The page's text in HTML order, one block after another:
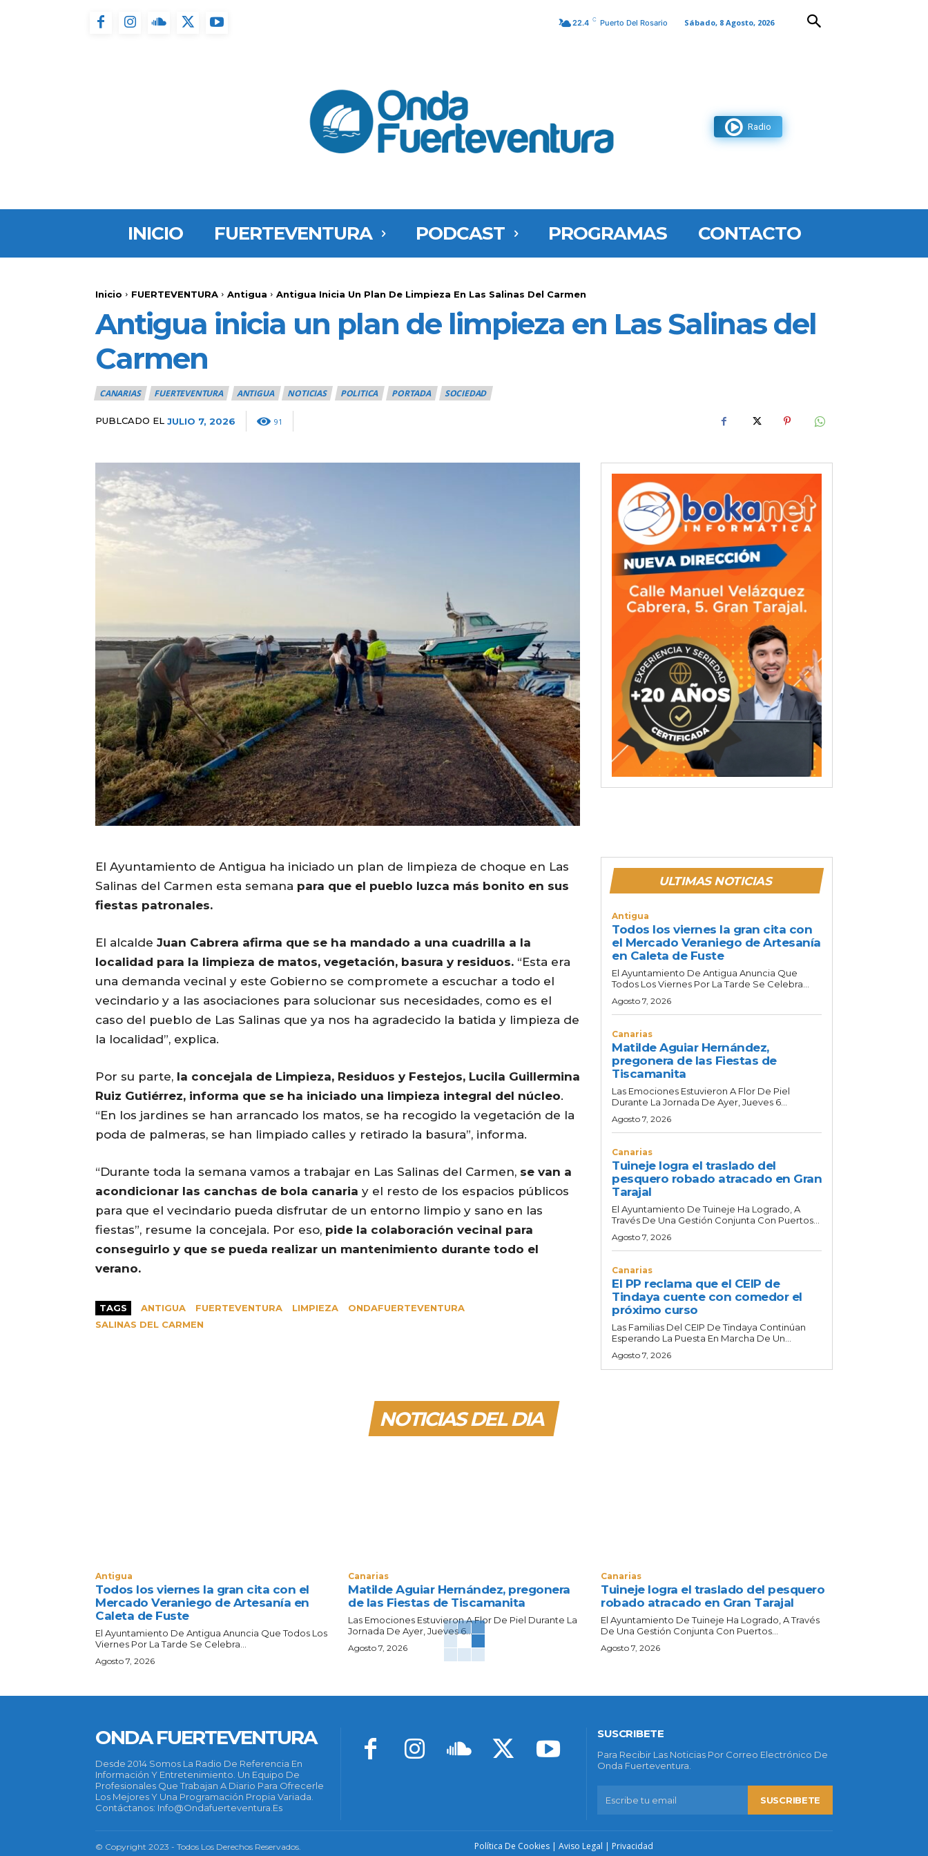
22.4 C Puerto Del Rosario Sábado, 8 Agosto, 2026
Radio
INICIO FUERTEVENTURA PODCAST PROGRAMAS CONTACTO
Inicio FUERTEVENTURA Antigua Antigua Inicia Un Plan De Limpieza En Las Salinas Del Carmen
Antigua inicia un plan de limpieza en Las Salinas del
Carmen
CANARIAS FUERTEVENTURA ANTIGUA NOTICIAS POLITICA PORTADA SOCIEDAD
PUBLCADO EL JULIO 7, 2026 91
El Ayuntamiento de Antigua ha iniciado un plan de limpieza de choque en Las
Salinas del Carmen esta semana para que el pueblo luzca más bonito en sus
fiestas patronales.
El alcalde Juan Cabrera afirma que se ha mandado a una cuadrilla a la
localidad para la limpieza de matos, vegetación, basura y residuos. “Esta era
una demanda vecinal y este Gobierno se compromete a escuchar a todo el
vecindario y a las asociaciones para solucionar sus necesidades, como es el
caso del pueblo de Las Salinas que ya nos ha agradecido la batida y limpieza de
la localidad”, explica.
Por su parte, la concejala de Limpieza, Residuos y Festejos, Lucila Guillermina
Ruiz Gutiérrez, informa que se ha iniciado una limpieza integral del núcleo.
“En los jardines se han arrancado los matos, se ha recogido la vegetación de la
poda de palmeras, se han limpiado calles y retirado la basura”, informa.
“Durante toda la semana vamos a trabajar en Las Salinas del Carmen, se van a
acondicionar las canchas de bola canaria y el resto de los espacios públicos
para que el vecindario pueda disfrutar de un entorno limpio y sano en las
fiestas”, resume la concejala. Por eso, pide la colaboración vecinal para
conseguirlo y que se pueda realizar un mantenimiento durante todo el
verano.
TAGS ANTIGUA FUERTEVENTURA LIMPIEZA
ONDAFUERTEVENTURA
SALINAS DEL CARMEN
ULTIMAS NOTICIAS
Antigua
Todos los viernes la gran cita con
el Mercado Veraniego de Artesanía
en Caleta de Fuste
El Ayuntamiento De Antigua Anuncia Que
Todos Los Viernes Por La Tarde Se Celebra...
Agosto 7, 2026
Canarias
Matilde Aguiar Hernández,
pregonera de las Fiestas de
Tiscamanita
Las Emociones Estuvieron A Flor De Piel
Durante La Jornada De Ayer, Jueves 6...
Agosto 7, 2026
Canarias
Tuineje logra el traslado del
pesquero robado atracado en Gran
Tarajal
El Ayuntamiento De Tuineje Ha Logrado, A
Través De Una Gestión Conjunta Con Puertos...
Agosto 7, 2026
Canarias
El PP reclama que el CEIP de
Tindaya cuente con comedor el
próximo curso
Las Familias Del CEIP De Tindaya Continúan
Esperando La Puesta En Marcha De Un...
Agosto 7, 2026
NOTICIAS DEL DIA
Antigua
Todos los viernes la gran cita con el
Mercado Veraniego de Artesanía en
Caleta de Fuste
El Ayuntamiento De Antigua Anuncia Que Todos Los
Viernes Por La Tarde Se Celebra...
Agosto 7, 2026
Canarias
Matilde Aguiar Hernández, pregonera
de las Fiestas de Tiscamanita
Las Emociones Estuvieron A Flor De Piel Durante La
Jornada De Ayer, Jueves 6...
Agosto 7, 2026
Canarias
Tuineje logra el traslado del pesquero
robado atracado en Gran Tarajal
El Ayuntamiento De Tuineje Ha Logrado, A Través
De Una Gestión Conjunta Con Puertos...
Agosto 7, 2026
ONDA FUERTEVENTURA
Desde 2014 Somos La Radio De Referencia En
Información Y Entretenimiento. Un Equipo De
Profesionales Que Trabajan A Diario Para Ofrecerle
Los Mejores Y Una Programación Propia Variada.
Contáctanos: Info@ondafuerteventura.es
SUSCRIBETE
Para Recibir Las Noticias Por Correo Electrónico De
Onda Fuerteventura.
SUSCRIBETE
© Copyright 2023 - Todos Los Derechos Reservados. Política De Cookies | Aviso Legal | Privacidad